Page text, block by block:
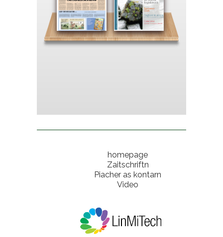
homepage
Zaitschriftn
Piacher as kontarn
Video